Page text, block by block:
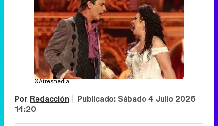
©Atresmedia
Por Redacción | Publicado: Sábado 4 Julio 2026
14:20